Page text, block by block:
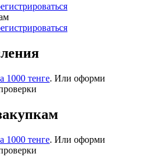
1000 тенге. Или оформи
1000 тенге. Или оформи